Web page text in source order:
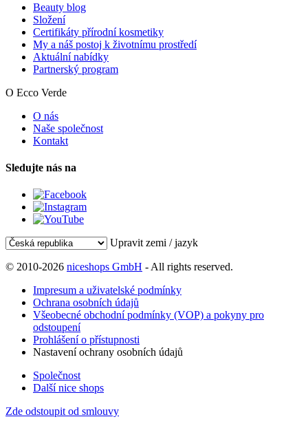
Beauty blog
Složení
Certifikáty přírodní kosmetiky
My a náš postoj k životnímu prostředí
Aktuální nabídky
Partnerský program
O Ecco Verde
O nás
Naše společnost
Kontakt
Sledujte nás na
Upravit zemi / jazyk
© 2010-2026 niceshops GmbH - All rights reserved.
Impresum a uživatelské podmínky
Ochrana osobních údajů
Všeobecné obchodní podmínky (VOP) a pokyny pro
odstoupení
Prohlášení o přístupnosti
Nastavení ochrany osobních údajů
Společnost
Další nice shops
Zde odstoupit od smlouvy